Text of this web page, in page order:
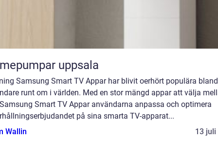
uppsala
Samsung Smart TV Appar har blivit oerhört populära bland
runt om i världen. Med en stor mängd appar att välja
Smart TV Appar användarna anpassa och optimera
på sina smarta TV-apparat...
Wallin
13 juli